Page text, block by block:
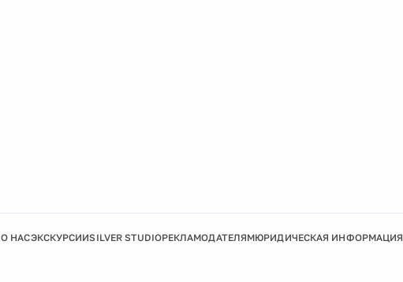
О НАСЭКСКУРСИИSILVER STUDIOРЕКЛАМОДАТЕЛЯМЮРИДИЧЕСКАЯ ИНФОРМАЦИЯ